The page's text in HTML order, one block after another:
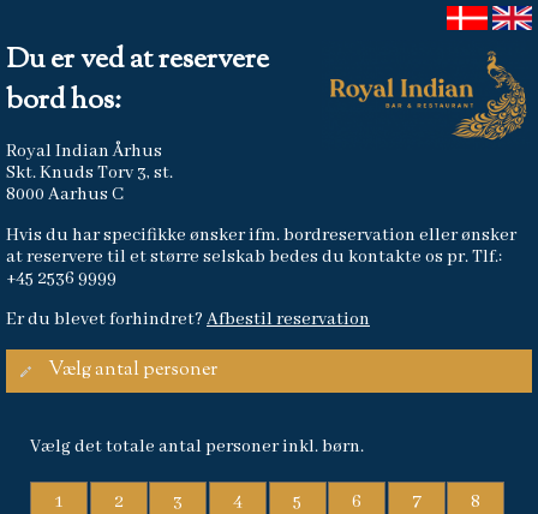
Du er ved at reservere
bord hos:
Royal Indian Århus
Skt. Knuds Torv 3, st.
8000 Aarhus C
Hvis du har specifikke ønsker ifm. bordreservation eller ønsker
at reservere til et større selskab bedes du kontakte os pr. Tlf.:
+45 2536 9999
Er du blevet forhindret? Afbestil reservation
Vælg antal personer
Vælg det totale antal personer inkl. børn.
1 2 3 4 5 6 7 8